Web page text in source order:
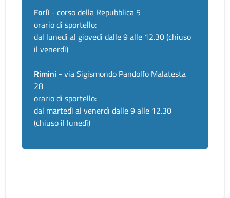
Forlì - corso della Repubblica 5
orario di sportello:
dal lunedì al giovedì dalle 9 alle 12.30 (chiuso
il venerdì)
Rimini - via Sigismondo Pandolfo Malatesta
28
orario di sportello:
dal martedì al venerdì dalle 9 alle 12.30
(chiuso il lunedì)